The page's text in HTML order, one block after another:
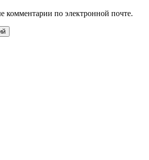
комментарии по электронной почте.